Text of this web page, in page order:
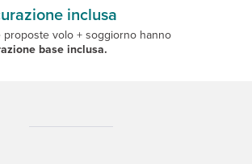
inclusa
proposte volo + soggiorno hanno
base inclusa.